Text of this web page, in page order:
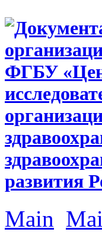
Main